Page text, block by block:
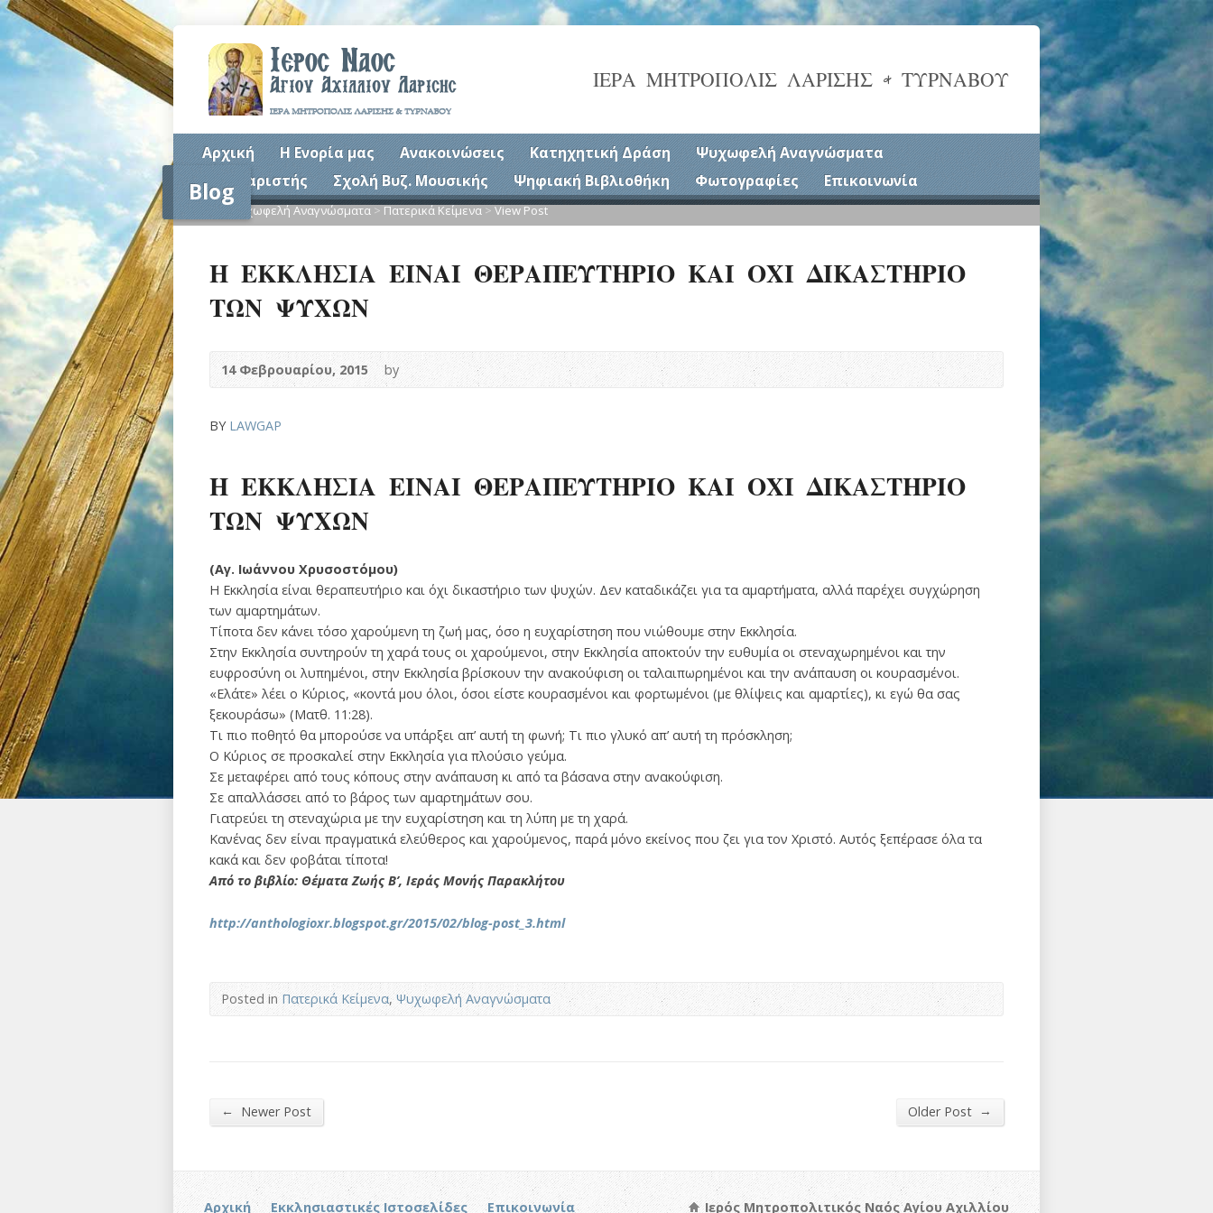
ΙΕΡΑ ΜΗΤΡΟΠΟΛΙΣ ΛΑΡΙΣΗΣ & ΤΥΡΝΑΒΟΥ
Αρχική Η Ενορία μας Ανακοινώσεις Κατηχητική Δράση
Ψυχωφελή Αναγνώσματα
Συναξαριστής
Σχολή Βυζ. Μουσικής Ψηφιακή Βιβλιοθήκη Φωτογραφίες Επικοινωνία
Blog
>Ψυχωφελή Αναγνώσματα>Πατερικά Κείμενα>View Post
Η ΕΚΚΛΗΣΙΑ ΕΙΝΑΙ ΘΕΡΑΠΕΥΤΗΡΙΟ ΚΑΙ ΟΧΙ ΔΙΚΑΣΤΗΡΙΟ
ΤΩΝ ΨΥΧΩΝ
14 Φεβρουαρίου, 2015 by
BY LAWGAP
Η ΕΚΚΛΗΣΙΑ ΕΙΝΑΙ ΘΕΡΑΠΕΥΤΗΡΙΟ ΚΑΙ ΟΧΙ ΔΙΚΑΣΤΗΡΙΟ
ΤΩΝ ΨΥΧΩΝ
(Αγ. Ιωάννου Χρυσοστόμου)
Η Εκκλησία είναι θεραπευτήριο και όχι δικαστήριο των ψυχών. Δεν καταδικάζει για τα αμαρτήματα, αλλά παρέχει συγχώρηση
των αμαρτημάτων.
Τίποτα δεν κάνει τόσο χαρούμενη τη ζωή μας, όσο η ευχαρίστηση που νιώθουμε στην Εκκλησία.
Στην Εκκλησία συντηρούν τη χαρά τους οι χαρούμενοι, στην Εκκλησία αποκτούν την ευθυμία οι στεναχωρημένοι και την
ευφροσύνη οι λυπημένοι, στην Εκκλησία βρίσκουν την ανακούφιση οι ταλαιπωρημένοι και την ανάπαυση οι κουρασμένοι.
«Ελάτε» λέει ο Κύριος, «κοντά μου όλοι, όσοι είστε κουρασμένοι και φορτωμένοι (με θλίψεις και αμαρτίες), κι εγώ θα σας
ξεκουράσω» (Ματθ. 11:28).
Τι πιο ποθητό θα μπορούσε να υπάρξει απ’ αυτή τη φωνή; Τι πιο γλυκό απ’ αυτή τη πρόσκληση;
Ο Κύριος σε προσκαλεί στην Εκκλησία για πλούσιο γεύμα.
Σε μεταφέρει από τους κόπους στην ανάπαυση κι από τα βάσανα στην ανακούφιση.
Σε απαλλάσσει από το βάρος των αμαρτημάτων σου.
Γιατρεύει τη στεναχώρια με την ευχαρίστηση και τη λύπη με τη χαρά.
Κανένας δεν είναι πραγματικά ελεύθερος και χαρούμενος, παρά μόνο εκείνος που ζει για τον Χριστό. Αυτός ξεπέρασε όλα τα
κακά και δεν φοβάται τίποτα!
Από το βιβλίο: Θέματα Ζωής Β’, Ιεράς Μονής Παρακλήτου
http://anthologioxr.blogspot.gr/2015/02/blog-post_3.html
Posted inΠατερικά Κείμενα,Ψυχωφελή Αναγνώσματα
← Newer Post Older Post →
Αρχική Εκκλησιαστικές Ιστοσελίδες Επικοινωνία Ιερός Μητροπολιτικός Ναός Αγίου Αχιλλίου